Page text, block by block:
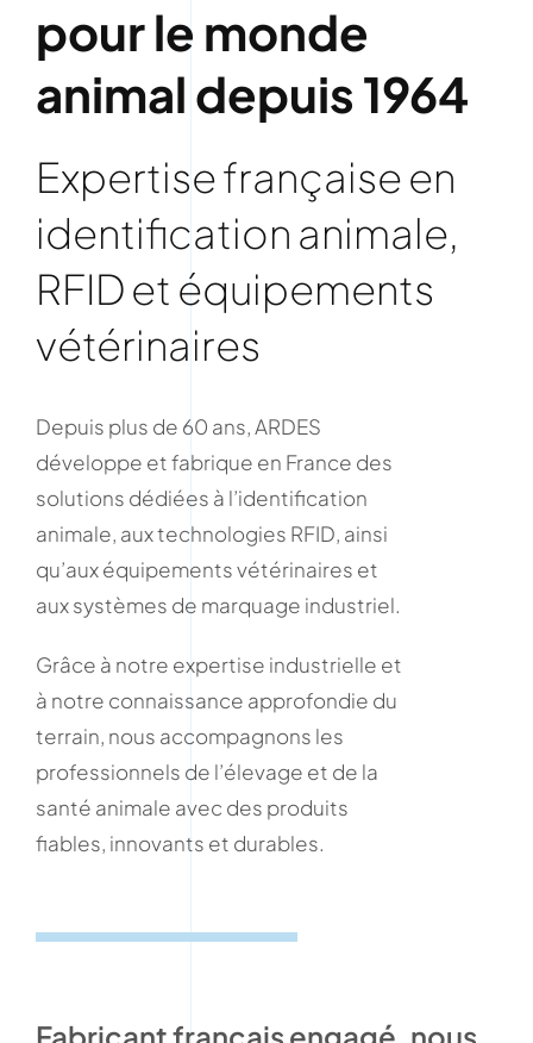
pour le monde
animal depuis 1964
Expertise française en
identification animale,
RFID et équipements
vétérinaires
Depuis plus de 60 ans, ARDES
développe et fabrique en France des
solutions dédiées à l’identification
animale, aux technologies RFID, ainsi
qu’aux équipements vétérinaires et
aux systèmes de marquage industriel.
Grâce à notre expertise industrielle et
à notre connaissance approfondie du
terrain, nous accompagnons les
professionnels de l’élevage et de la
santé animale avec des produits
fiables, innovants et durables.
Fabricant français engagé, nous